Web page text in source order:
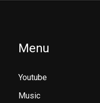
Menu
Youtube
Music